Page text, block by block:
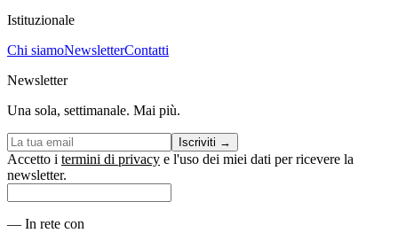
Istituzionale
Chi siamoNewsletterContatti
Newsletter
Una sola, settimanale. Mai più.
Iscriviti →
Accetto i termini di privacy e l'uso dei miei dati per ricevere la
newsletter.
— In rete con